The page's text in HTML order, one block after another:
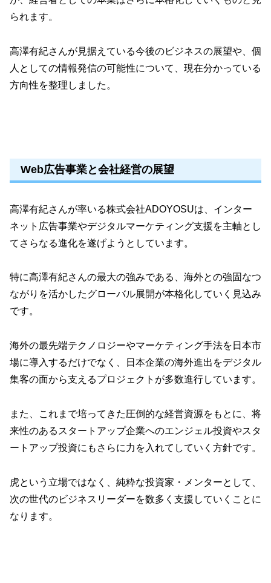
られます。
高澤有紀さんが見据えている今後のビジネスの展望や、個
人としての情報発信の可能性について、現在分かっている
方向性を整理しました。
Web広告事業と会社経営の展望
高澤有紀さんが率いる株式会社ADOYOSUは、インター
ネット広告事業やデジタルマーケティング支援を主軸とし
てさらなる進化を遂げようとしています。
特に高澤有紀さんの最大の強みである、海外との強固なつ
ながりを活かしたグローバル展開が本格化していく見込み
です。
海外の最先端テクノロジーやマーケティング手法を日本市
場に導入するだけでなく、日本企業の海外進出をデジタル
集客の面から支えるプロジェクトが多数進行しています。
また、これまで培ってきた圧倒的な経営資源をもとに、将
来性のあるスタートアップ企業へのエンジェル投資やスタ
ートアップ投資にもさらに力を入れてしていく方針です。
虎という立場ではなく、純粋な投資家・メンターとして、
次の世代のビジネスリーダーを数多く支援していくことに
なります。